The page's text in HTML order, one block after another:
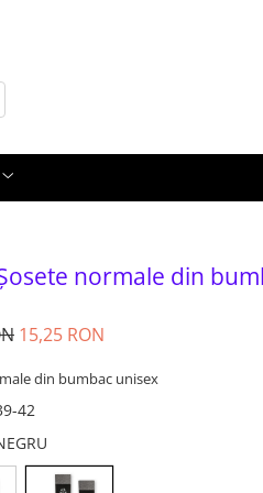
normale din
15,25 RON
din bumbac unisex
42